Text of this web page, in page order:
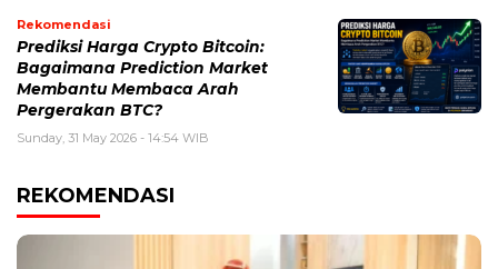
Rekomendasi
Prediksi Harga Crypto Bitcoin:
Bagaimana Prediction Market
Membantu Membaca Arah
Pergerakan BTC?
Sunday, 31 May 2026 - 14:54 WIB
REKOMENDASI